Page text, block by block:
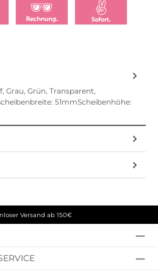
Grau, Grün, Transparent,
51mmScheibenhöhe:
Versand ab 150€